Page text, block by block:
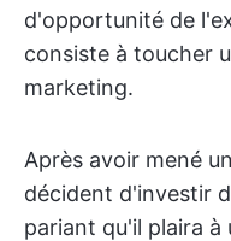
d'opportunité de
consiste à toucher
marketing.
Après avoir mené
décident d'investir
pariant qu'il plaira à